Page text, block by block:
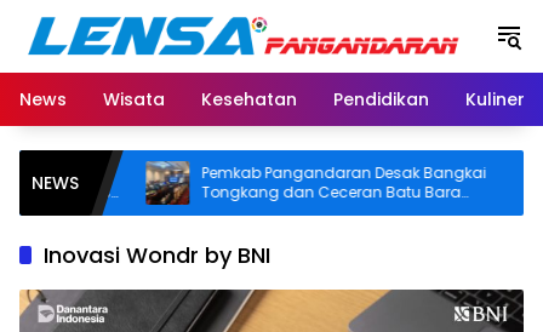
Langsung
konten
News
Wisata Kesehatan Pendidikan Kuliner
NEWS
Pemkab Pangandaran Desak Bangkai
Tongkang dan Ceceran Batu Bara
Segera Diangkat, Soroti Buruknya
Inovasi Wondr by BNI